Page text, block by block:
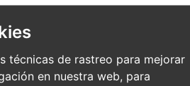
técnicas de rastreo para mejorar
en nuestra web, para